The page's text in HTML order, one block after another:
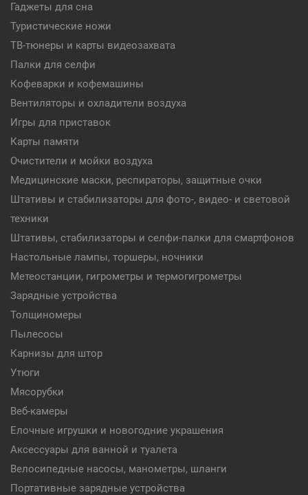
Гаджеты для сна
Туристические ножи
ТВ-тюнеры и карты видеозахвата
Палки для селфи
Кофеварки и кофемашины
Вентиляторы и охладители воздуха
Игры для приставок
Карты памяти
Очистители и мойки воздуха
Медицинские маски, респираторы, защитные очки
Штативы и стабилизаторы для фото-, видео- и световой
техники
Штативы, стабилизаторы и селфи-палки для смартфонов
Настольные лампы, торшеры, ночники
Метеостанции, гигрометры и термогигрометры
Зарядные устройства
Толщиномеры
Пылесосы
Карнизы для штор
Утюги
Мясорубки
Веб-камеры
Елочные игрушки и новогодние украшения
Аксессуары для ванной и туалета
Велосипедные насосы, манометры, шланги
Портативные зарядные устройства